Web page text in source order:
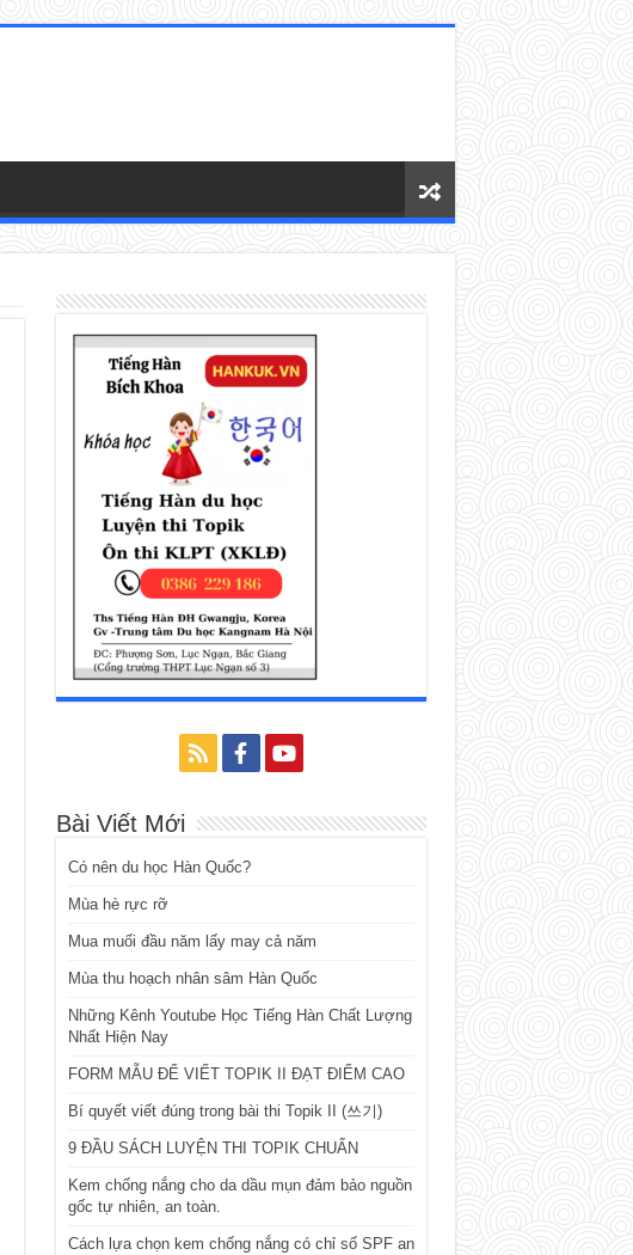
Bài Viết Mới
Có nên du học Hàn Quốc?
Mùa hè rực rỡ
Mua muối đầu năm lấy may cả năm
Mùa thu hoạch nhân sâm Hàn Quốc
Những Kênh Youtube Học Tiếng Hàn Chất Lượng
Nhất Hiện Nay
FORM MẪU ĐỂ VIẾT TOPIK II ĐẠT ĐIỂM CAO
Bí quyết viết đúng trong bài thi Topik II (쓰기)
9 ĐẦU SÁCH LUYỆN THI TOPIK CHUẨN
Kem chống nắng cho da dầu mụn đảm bảo nguồn
gốc tự nhiên, an toàn.
Cách lựa chọn kem chống nắng có chỉ số SPF an